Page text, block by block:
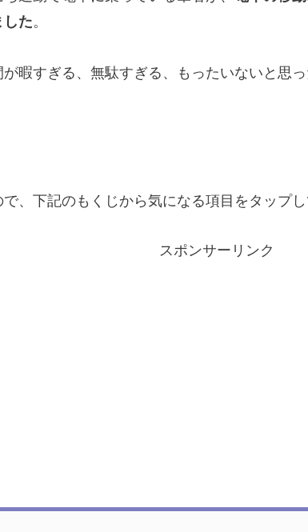
した。
暇すぎる、無駄すぎる、もったいないと思
、下記のもくじから気になる項目をタップし
スポンサーリンク